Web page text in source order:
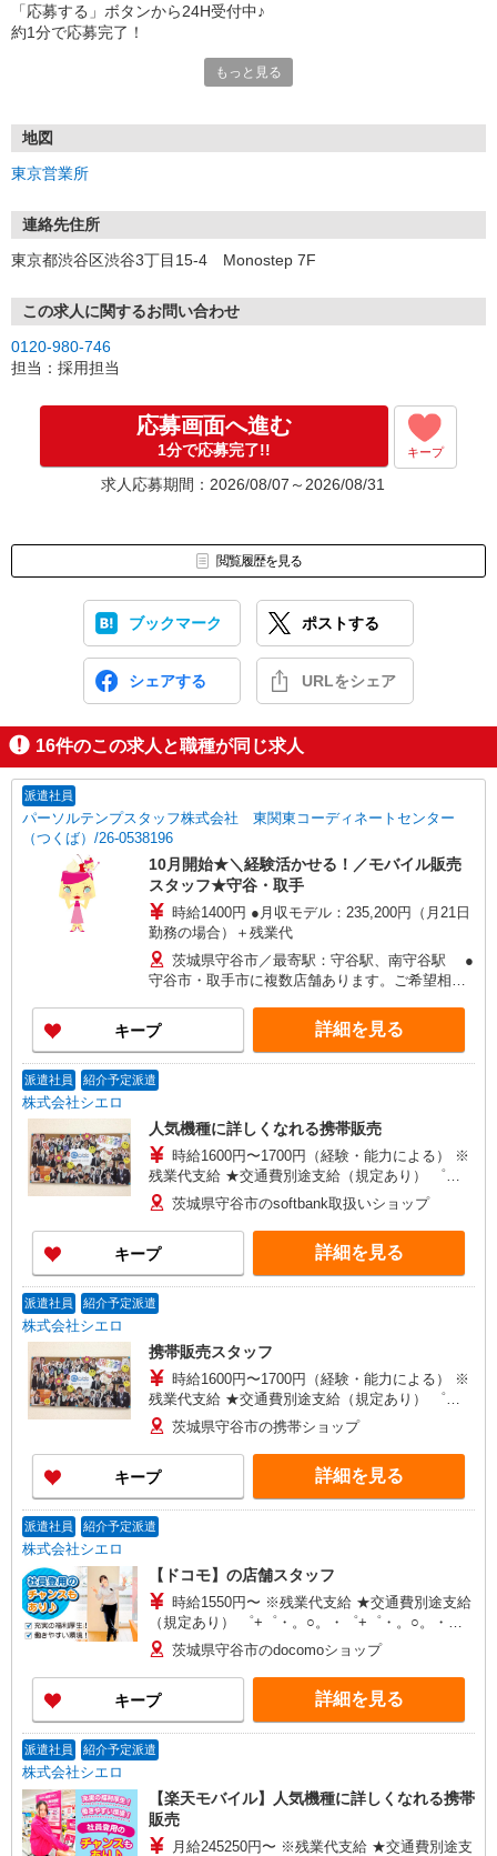
「応募する」ボタンから24H受付中♪
約1分で応募完了！
①応募から3営業日を目安に、メールorお電話でご連絡します。
★スマホでWEB面接（LINEなど）・出張面接・事務所面接と選べま
す
③面接実施（履歴書不要）
※ご希望があれば、職場見学の調整もOKです！
お気軽にご応募ください♪
もっと見る
地図
東京営業所
連絡先住所
東京都渋谷区渋谷3丁目15-4 Monostep 7F
この求人に関するお問い合わせ
0120-980-746
担当：採用担当
応募画面へ進む
1分で応募完了!! キープ
求人応募期間：2026/08/07～2026/08/31
閲覧履歴を見る
ブックマーク ポストする
シェアする URLをシェア
16件のこの求人と職種が同じ求人
派遣社員
パーソルテンプスタッフ株式会社 東関東コーディネートセンター
（つくば）/26-0538196
10月開始★＼経験活かせる！／モバイル販売
スタッフ★守谷・取手
時給1400円 ●月収モデル：235,200円（月21日
勤務の場合）＋残業代
茨城県守谷市／最寄駅：守谷駅、南守谷駅 ●
守谷市・取手市に複数店舗あります。ご希望相談
無料駐車場あります♪
キープ 詳細を見る
派遣社員 紹介予定派遣
株式会社シエロ
人気機種に詳しくなれる携帯販売
時給1600円〜1700円（経験・能力による） ※
残業代支給 ★交通費別途支給（規定あり） ゜
+゜・。○。・゜+゜・。○。・゜+゜ 入社祝い金10
万円支給(規定有) お友達を紹介頂くと, インセンテ
ィブ支給(規定有) ★月2回払い・週払い可能（規程
有）★ ゜・。○。・゜+゜・。○。・゜+゜
茨城県守谷市のsoftbank取扱いショップ
キープ 詳細を見る
派遣社員 紹介予定派遣
株式会社シエロ
携帯販売スタッフ
時給1600円〜1700円（経験・能力による） ※
残業代支給 ★交通費別途支給（規定あり） ゜
+゜・。○。・゜+゜・。○。・゜+゜ 入社祝い金10
万円支給(規定有) お友達を紹介頂くと, インセンテ
ィブ支給(規定有) ★月2回払い・週払い可能（規程
有）★ ゜・。○。・゜+゜・。○。・゜+゜
茨城県守谷市の携帯ショップ
キープ 詳細を見る
派遣社員 紹介予定派遣
株式会社シエロ
【ドコモ】の店舗スタッフ
時給1550円〜 ※残業代支給 ★交通費別途支給
（規定あり） ゜+゜・。○。・゜+゜・。○。・゜
+゜ 入社祝い金10万円支給(規定有) お友達を紹介
頂くと, インセンティブ支給(規定有) ★月2回払
い・週払い可能（規程有）★ ゜・。○。・゜
+゜・。○。・゜+゜
茨城県守谷市のdocomoショップ
キープ 詳細を見る
派遣社員 紹介予定派遣
株式会社シエロ
【楽天モバイル】人気機種に詳しくなれる携帯
販売
月給245250円〜 ※残業代支給 ★交通費別途支